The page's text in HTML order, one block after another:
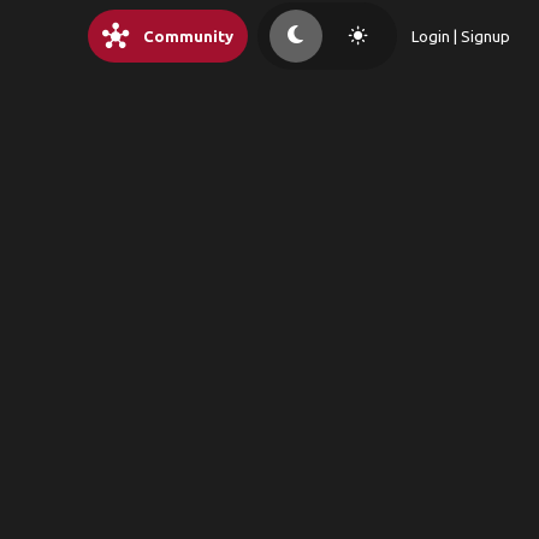
hub Community light_mode Login | Signup